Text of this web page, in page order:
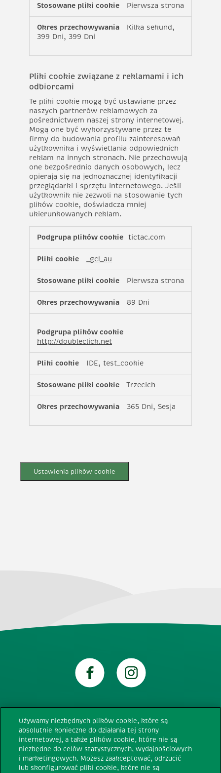
Pierwsza strona
Kilka sekund,
399 Dni, 399 Dni
Pliki cookie związane z reklamami i ich
odbiorcami
Te pliki cookie mogą być ustawiane przez
naszych partnerów reklamowych za
pośrednictwem naszej strony internetowej.
Mogą one być wykorzystywane przez te
firmy do budowania profilu zainteresowań
użytkownika i wyświetlania odpowiednich
reklam na innych stronach. Nie przechowują
one bezpośrednio danych osobowych, lecz
opierają się na jednoznacznej identyfikacji
przeglądarki i sprzętu internetowego. Jeśli
użytkownik nie zezwoli na stosowanie tych
plików cookie, doświadcza mniej
ukierunkowanych reklam.
cookie
związane
odbiorcami
tictac.com
_gcl_au
Pierwsza strona
89 Dni
http://doubleclick.net
IDE, test_cookie
Trzecich
365 Dni, Sesja
Ustawienia plików cookie
Wymagania techniczne
Regulamin
Używamy niezbędnych plików cookie, które są
absolutnie konieczne do działania tej strony
internetowej, a także plików cookie, które nie są
niezbędne do celów statystycznych, wydajnościowych
i marketingowych. Możesz zaakceptować, odrzucić
lub skonfigurować pliki cookie, które nie są